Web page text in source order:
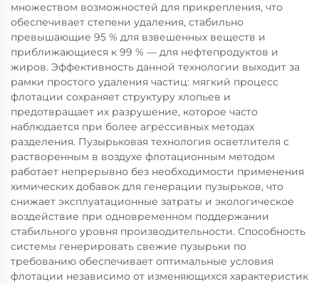
множеством возможностей для прикрепления, что
обеспечивает степени удаления, стабильно
превышающие 95 % для взвешенных веществ и
приближающиеся к 99 % — для нефтепродуктов и
жиров. Эффективность данной технологии выходит за
рамки простого удаления частиц: мягкий процесс
флотации сохраняет структуру хлопьев и
предотвращает их разрушение, которое часто
наблюдается при более агрессивных методах
разделения. Пузырьковая технология осветлителя с
растворенным в воздухе флотационным методом
работает непрерывно без необходимости применения
химических добавок для генерации пузырьков, что
снижает эксплуатационные затраты и экологическое
воздействие при одновременном поддержании
стабильного уровня производительности. Способность
системы генерировать свежие пузырьки по
требованию обеспечивает оптимальные условия
флотации независимо от изменяющихся характеристик